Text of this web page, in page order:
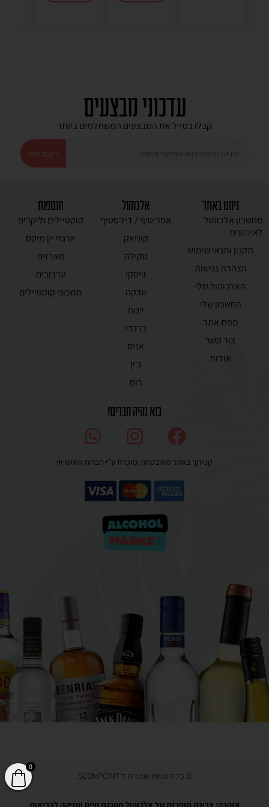
עדכוני מבצעים
קבלו במייל את המבצעים המשתלמים ביותר
רשמו אותי
אלכוהול
אפריטיף / דיז'סטיף
קוניאק
טקילה
וויסקי
וודקה
יינות
ברנדי
אניס
ג'ין
רום
תוספות
קוקטיילים וליקרים
ארגזי יין מיקס
מארזים
ערבובים
מתכוני קוקטיילים
ניווט באתר
מחשבון אלכוהול
לאירועים
תקנון ותנאי שימוש
הצהרת נגישות
האלכוהול שלי
החשבון שלי
מפת אתר
צור קשר
אודות
בוא נהיה חברים!
קנייתך באתר מאובטחת ומוכרת ע”י חברות האשראי
© כל הזכויות שמורות ל SEONPOINT.
אזהרה: צריכה מופרזת של אלכוהול מסכנת חיים ומזיקה לבריאות
0